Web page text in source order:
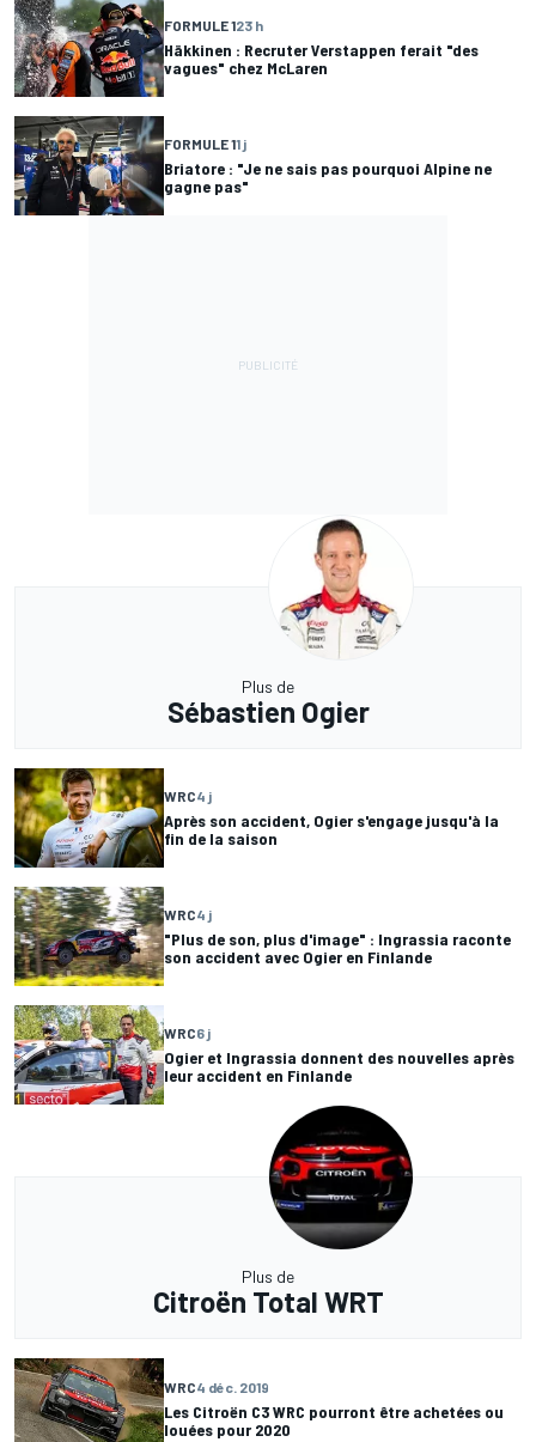
FORMULE 123 h
Häkkinen : Recruter Verstappen ferait "des
vagues" chez McLaren
FORMULE 11 j
Briatore : "Je ne sais pas pourquoi Alpine ne
gagne pas"
Plus de
Sébastien Ogier
WRC4 j
Après son accident, Ogier s'engage jusqu'à la
fin de la saison
WRC4 j
"Plus de son, plus d'image" : Ingrassia raconte
son accident avec Ogier en Finlande
WRC6 j
Ogier et Ingrassia donnent des nouvelles après
leur accident en Finlande
Plus de
Citroën Total WRT
WRC4 déc. 2019
Les Citroën C3 WRC pourront être achetées ou
louées pour 2020